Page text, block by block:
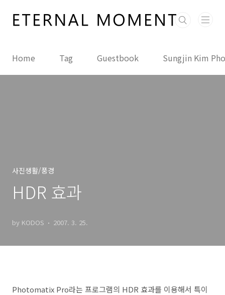
Home Tag Guestbook Sungjin Kim
사진생활/풍경
HDR 효과
by KODOS 2007. 3. 25.
Photomatix Pro라는 프로그램의 HDR 효과를 이용해서 특이